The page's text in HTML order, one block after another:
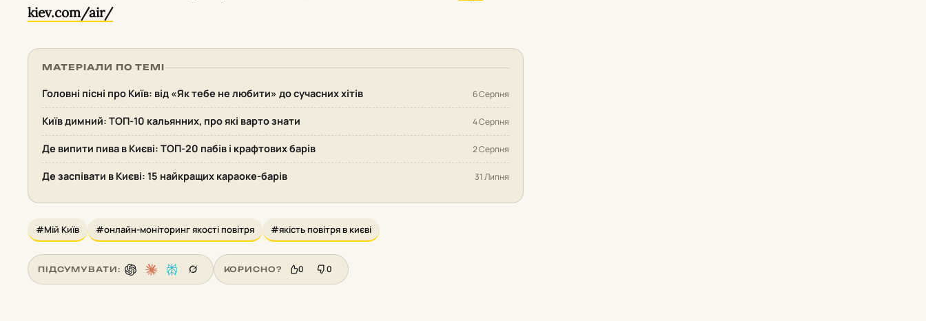
kiev.com/air/
МАТЕРІАЛИ ПО ТЕМІ
Головні пісні про Київ: від «Як тебе не любити» до сучасних хітів 6 Серпня
Київ димний: ТОП-10 кальянних, про які варто знати 4 Серпня
Де випити пива в Києві: ТОП-20 пабів і крафтових барів 2 Серпня
Де заспівати в Києві: 15 найкращих караоке-барів 31 Липня
#Мій Київ #онлайн-моніторинг якості повітря #якість повітря в києві
ПІДСУМУВАТИ: КОРИСНО? 0 0